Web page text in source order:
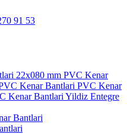
91 53
22x080 mm PVC Kenar
Kenar Bantlari PVC Kenar
Kenar Bantlari Yildiz Entegre
Bantlari